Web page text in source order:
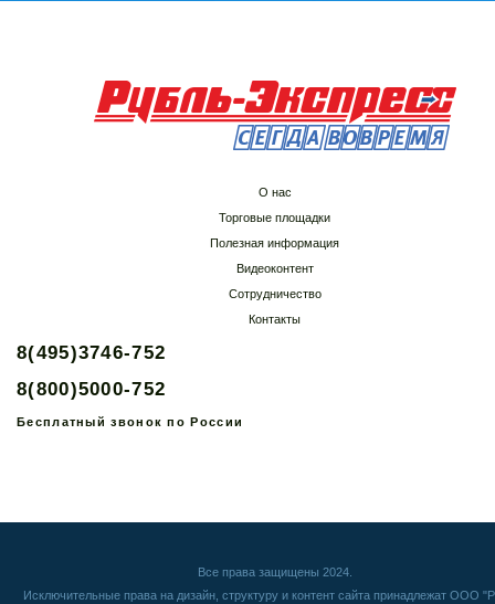
О нас
Торговые площадки
Полезная информация
Видеоконтент
Сотрудничество
Контакты
8(495)3746-752
8(800)5000-752
Бесплатный звонок по России
Все права защищены 2024.
Исключительные права на дизайн, структуру и контент сайта принадлежат ООО